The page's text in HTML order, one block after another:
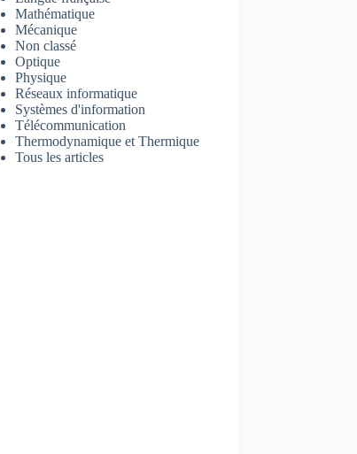
Mathématique
Mécanique
Non classé
Optique
Physique
Réseaux informatique
Systèmes d'information
Télécommunication
Thermodynamique et Thermique
Tous les articles